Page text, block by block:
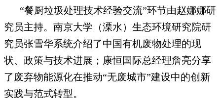
“餐厨垃圾处理技术经验交流”环节由赵娜娜研
究员主持。南京大学（溧水）生态环境研究院研
究员张雪华系统介绍了中国有机废物处理的现
状、政策与技术进展；康恒国际总经理詹亮分享
了废弃物能源化在推动“无废城市”建设中的创新
实践与范式转型。